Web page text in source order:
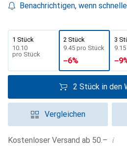
Benachrichtigen, wenn
1 Stück
CHF
10.10
pro Stück
2 Stück
CHF
9.45 pro Stück
−6%
3
CHF
9.15
−9
2 Stück in den
Vergleichen
Kostenloser Versand ab 50.– i